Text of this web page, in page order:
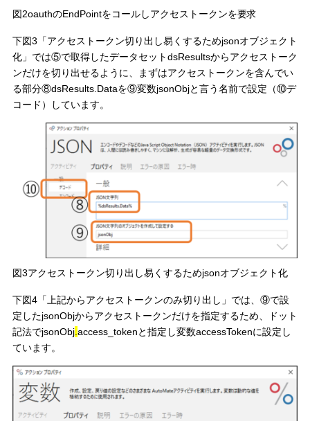
図2oauthのEndPointをコールしアクセストークンを要求
下図3「アクセストークン切り出し易くするためjsonオブジェクト
化」では⑤で取得したデータセットdsResultsからアクセストーク
ンだけを切り出せるように、まずはアクセストークンを含んでい
る部分⑧dsResults.Dataを⑨変数jsonObjと言う名前で設定（⑩デ
コード）しています。
図3アクセストークン切り出し易くするためjsonオブジェクト化
下図4「上記からアクセストークンのみ切り出し」では、⑨で設
定したjsonObjからアクセストークンだけを指定するため、ドット
記法でjsonObj. access_tokenと指定し変数accessTokenに設定し
ています。